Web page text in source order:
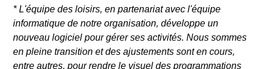
* L'équipe des loisirs, en partenariat avec l'équipe
informatique de notre organisation, développe un
nouveau logiciel pour gérer ses activités. Nous sommes
en pleine transition et des ajustements sont en cours,
entre autres, pour rendre le visuel des programmations